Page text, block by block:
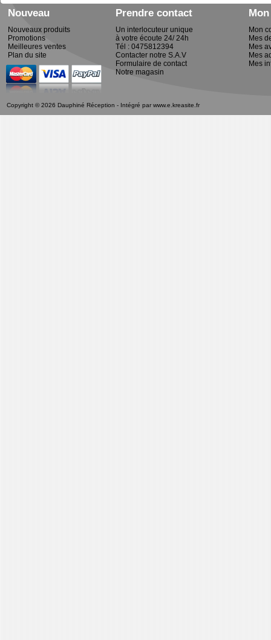
Nouveau
Nouveaux produits
Promotions
Meilleures ventes
Plan du site
Copyright © 2026 Dauphiné Réception - Intégré par www.e.kreasite.fr
Prendre contact
Un interlocuteur unique
à votre écoute 24/ 24h
Tél : 0475812394
Contacter notre S.A.V
Formulaire de contact
Notre magasin
Mon
Mes
Mes
Mes
Mes